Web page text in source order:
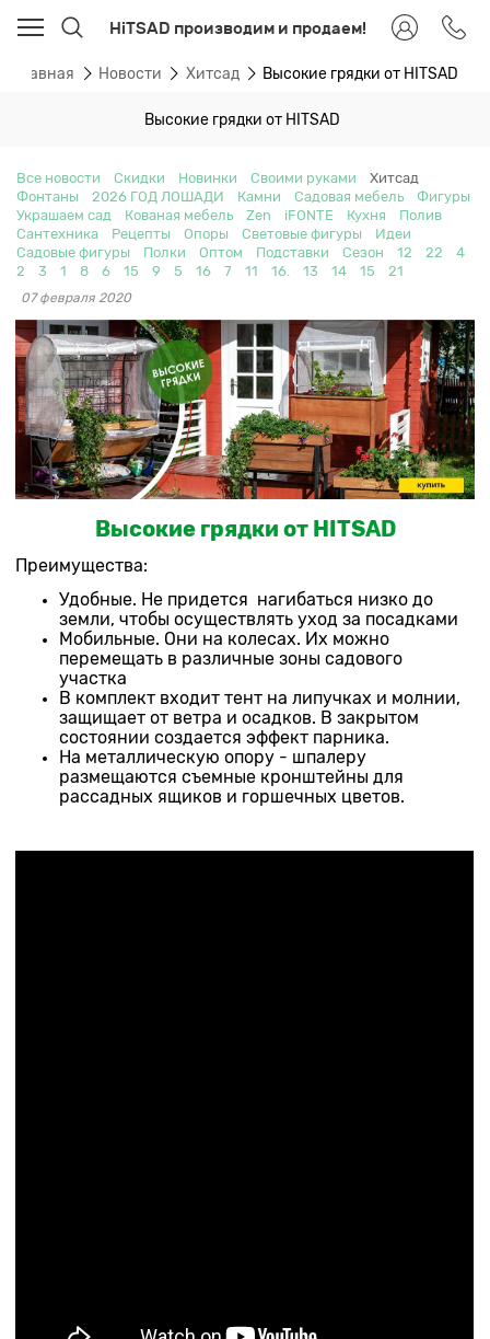
HiTSAD производим и продаем!
Главная Новости Хитсад Высокие грядки от HITSAD
Высокие грядки от HITSAD
Все новости Скидки Новинки Своими руками
Хитсад
Фонтаны
2026 ГОД ЛОШАДИ Камни Садовая мебель
Фигуры
Украшаем сад
Кованая мебель Zen iFONTE Кухня
Полив
Сантехника
Рецепты Опоры Световые фигуры
Идеи
Садовые фигуры
Полки Оптом Подставки Сезон 12 22
4
2
3 1 8 6 15 9 5 16 7 11 16. 13 14 15 21
07 февраля 2020
Высокие грядки от HITSAD
Преимущества:
Удобные. Не придется нагибаться низко до
земли, чтобы осуществлять уход за посадками
Мобильные. Они на колесах. Их можно
перемещать в различные зоны садового
участка
В комплект входит тент на липучках и молнии,
защищает от ветра и осадков. В закрытом
состоянии создается эффект парника.
На металлическую опору - шпалеру
размещаются съемные кронштейны для
рассадных ящиков и горшечных цветов.